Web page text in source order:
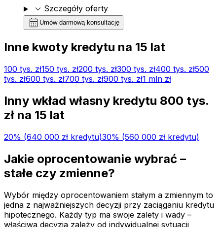
expand_more Szczegóły oferty
calendar_month Umów darmową konsultację
Inne kwoty kredytu na 15 lat
100 tys. zł150 tys. zł200 tys. zł300 tys. zł400 tys. zł500
tys. zł600 tys. zł700 tys. zł900 tys. zł1 mln zł
Inny wkład własny kredytu 800 tys.
zł na 15 lat
20% (640 000 zł kredytu)30% (560 000 zł kredytu)
Jakie oprocentowanie wybrać –
stałe czy zmienne?
Wybór między oprocentowaniem stałym a zmiennym to
jedna z najważniejszych decyzji przy zaciąganiu kredytu
hipotecznego. Każdy typ ma swoje zalety i wady –
właściwa decyzja zależy od indywidualnej sytuacji